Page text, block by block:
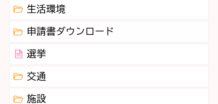
生活環境
申請書ダウンロード
選挙
交通
施設